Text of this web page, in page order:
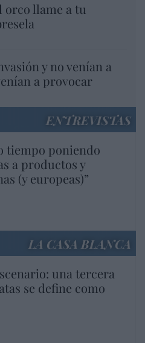
orco llame a tu
y no venían a
a provocar
ENTREVISTAS
tiempo poniendo
a productos y
(y europeas)”
LA CASA BLANCA
una tercera
se define como